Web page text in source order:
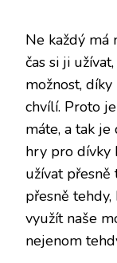
Ne každý má
čas si ji
možnost,
chvílí. Proto
máte, a tak
hry pro dívky
užívat přesně
přesně
využít naše
nejenom